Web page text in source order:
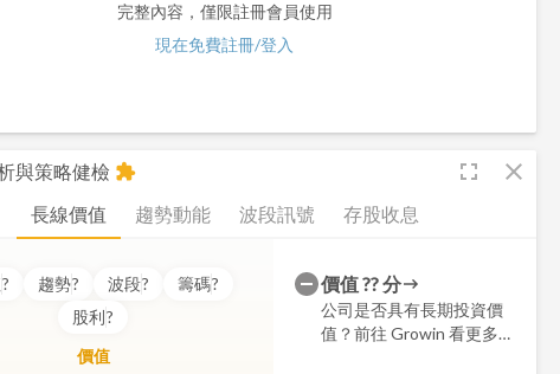
完整內容，僅限註冊會員使用
現在免費註冊/登入
與策略健檢 fullscreen close
extension
長線價值 趨勢動能 波段訊號 存股收息
? 趨勢? 波段? 籌碼?
股利?
價值
價值??分
公司是否具有長期投資價
值？前往 Growin 看更多細